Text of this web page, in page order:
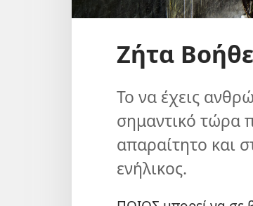
Ζήτα
Το να έχεις
σημαντικό τώρα
απαραίτητο και
ενήλικος.